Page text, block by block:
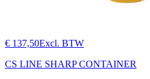
€ 137,50Excl. BTW
CS LINE SHARP CONTAINER